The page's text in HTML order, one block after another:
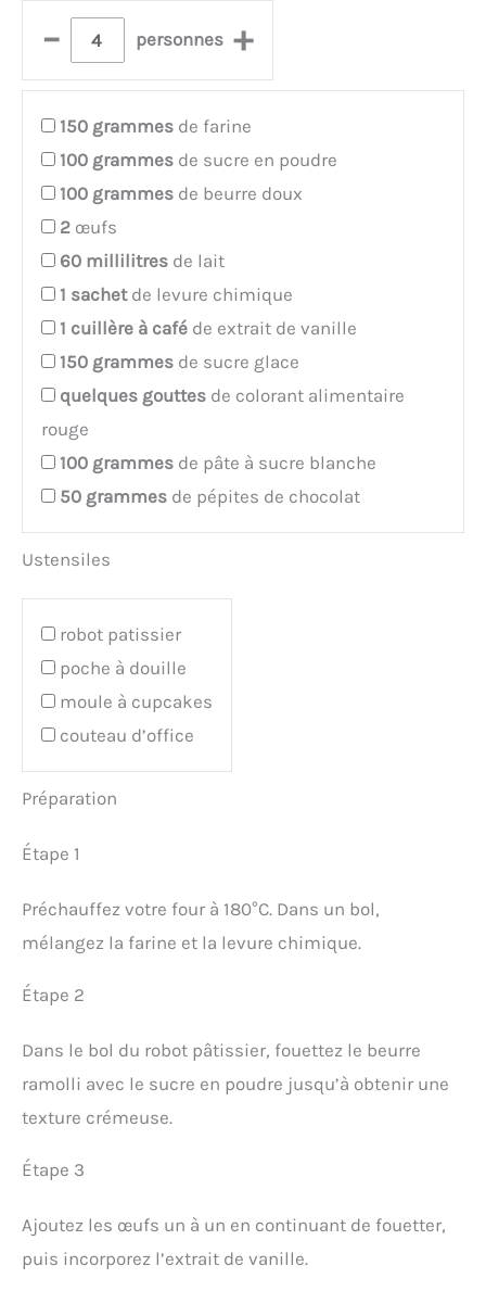
– personnes +
150 grammes de farine
100 grammes de sucre en poudre
100 grammes de beurre doux
2 œufs
60 millilitres de lait
1 sachetde levure chimique
1 cuillère à café de extrait de vanille
150 grammes de sucre glace
quelques gouttes de colorant alimentaire
rouge
100 grammes de pâte à sucre blanche
50 grammes de pépites de chocolat
Ustensiles
robot patissier
poche à douille
moule à cupcakes
couteau d’office
Préparation
Étape 1
Préchauffez votre four à 180°C. Dans un bol,
mélangez la farine et la levure chimique.
Étape 2
Dans le bol du robot pâtissier, fouettez le beurre
ramolli avec le sucre en poudre jusqu’à obtenir une
texture crémeuse.
Étape 3
Ajoutez les œufs un à un en continuant de fouetter,
puis incorporez l’extrait de vanille.